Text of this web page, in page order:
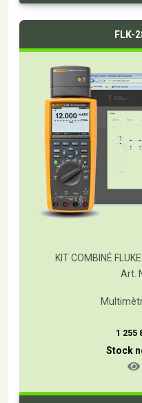
FLK-
KIT COMBINÉ
Art.
1 255
Stock